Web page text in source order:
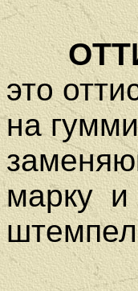
это
на
марку и